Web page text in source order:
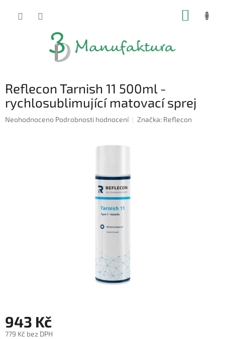
Reflecon Tarnish 11 500ml -
rychlosublimující matovací sprej
Průměrné
Neohodnoceno Podrobnosti hodnocení Značka: Reflecon
943 Kč
779 Kč bez DPH